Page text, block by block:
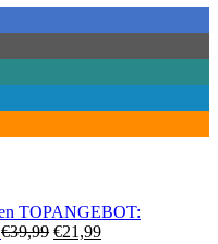
TOPANGEBOT:
€39,99 Ursprünglicher
€21,99Aktueller